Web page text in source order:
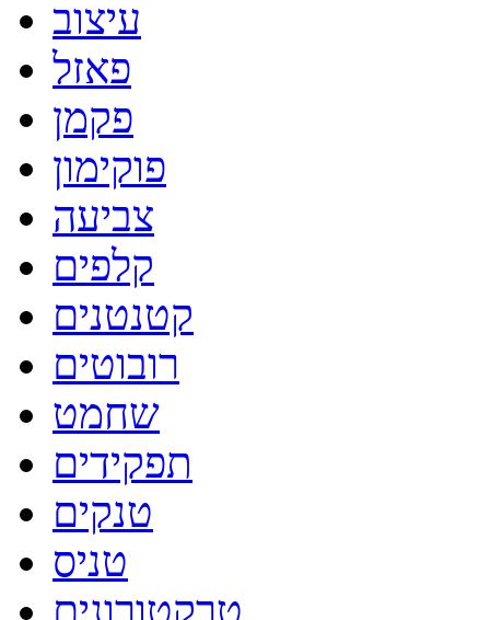
עיצוב
פאזל
פקמן
פוקימון
צביעה
קלפים
קטנטנים
רובוטים
שחמט
תפקידים
טנקים
טניס
טרקטורונים